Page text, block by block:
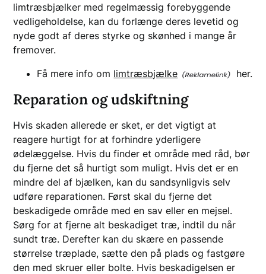
limtræsbjælker med regelmæssig forebyggende
vedligeholdelse, kan du forlænge deres levetid og
nyde godt af deres styrke og skønhed i mange år
fremover.
Få mere info om limtræsbjælke her.
Reparation og udskiftning
Hvis skaden allerede er sket, er det vigtigt at
reagere hurtigt for at forhindre yderligere
ødelæggelse. Hvis du finder et område med råd, bør
du fjerne det så hurtigt som muligt. Hvis det er en
mindre del af bjælken, kan du sandsynligvis selv
udføre reparationen. Først skal du fjerne det
beskadigede område med en sav eller en mejsel.
Sørg for at fjerne alt beskadiget træ, indtil du når
sundt træ. Derefter kan du skære en passende
størrelse træplade, sætte den på plads og fastgøre
den med skruer eller bolte. Hvis beskadigelsen er